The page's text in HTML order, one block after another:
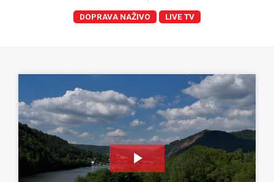
DOPRAVA NAŽIVO LIVE TV
Play